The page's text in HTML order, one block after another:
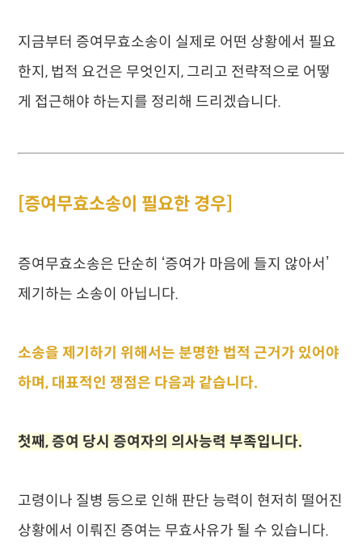
지금부터 증여무효소송이 실제로 어떤 상황에서 필요
한지, 법적 요건은 무엇인지, 그리고 전략적으로 어떻
게 접근해야 하는지를 정리해 드리겠습니다.
[증여무효소송이 필요한 경우]
증여무효소송은 단순히 ‘증여가 마음에 들지 않아서’
제기하는 소송이 아닙니다.
소송을 제기하기 위해서는 분명한 법적 근거가 있어야
하며, 대표적인 쟁점은 다음과 같습니다.
첫째, 증여 당시 증여자의 의사능력 부족입니다.
고령이나 질병 등으로 인해 판단 능력이 현저히 떨어진
상황에서 이뤄진 증여는 무효사유가 될 수 있습니다.